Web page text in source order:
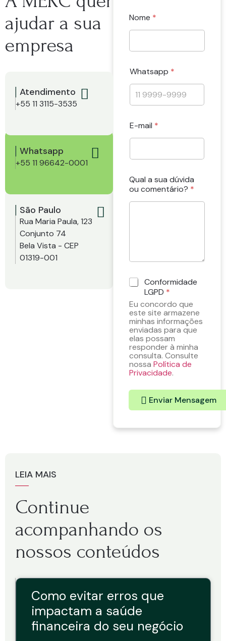
ajudar a sua
empresa
Atendimento
+55 11 3115-3535
Whatsapp
+55 11 96642-0001
São Paulo
Rua Maria Paula, 123
Conjunto 74
Bela Vista - CEP
01319-001
Nome *
h
a
s
p
p
L
P
a
Whatsapp *
E-mail *
Qual a sua dúvida
ou comentário? *
C
n
f
o
r
m
i
d
a
d
G
Conformidade
LGPD *
Eu concordo que
este site armazene
minhas informações
enviadas para que
elas possam
responder à minha
consulta. Consulte
nossa Política de
Privacidade.
Enviar Mensagem
LEIA MAIS
Continue
acompanhando os
nossos conteúdos
Como evitar erros que
impactam a saúde
financeira do seu negócio